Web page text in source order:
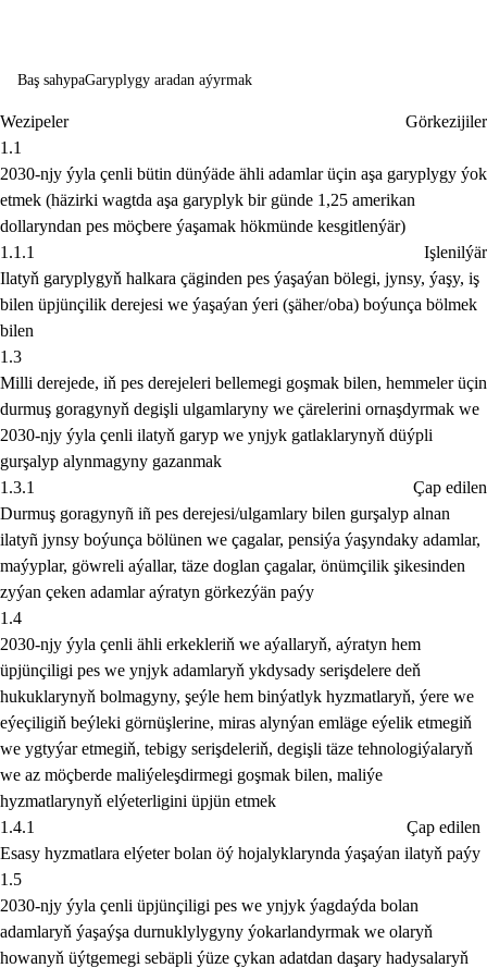
Baş sahypaGaryplygy aradan aýyrmak
Wezipeler
Görkezijiler
1.1
2030-njy ýyla çenli bütin dünýäde ähli adamlar üçin aşa garyplygy ýok
etmek (häzirki wagtda aşa garyplyk bir günde 1,25 amerikan
dollaryndan pes möçbere ýaşamak hökmünde kesgitlenýär)
1.1.1
Işlenilýär
Ilatyň garyplygyň halkara çäginden pes ýaşaýan bölegi, jynsy, ýaşy, iş
bilen üpjünçilik derejesi we ýaşaýan ýeri (şäher/oba) boýunça bölmek
bilen
1.3
Milli derejede, iň pes derejeleri bellemegi goşmak bilen, hemmeler üçin
durmuş goragynyň degişli ulgamlaryny we çärelerini ornaşdyrmak we
2030-njy ýyla çenli ilatyň garyp we ynjyk gatlaklarynyň düýpli
gurşalyp alynmagyny gazanmak
1.3.1
Çap edilen
Durmuş goragynyñ iñ pes derejesi/ulgamlary bilen gurşalyp alnan
ilatyñ jynsy boýunça bölünen we çagalar, pensiýa ýaşyndaky adamlar,
maýyplar, göwreli aýallar, täze doglan çagalar, önümçilik şikesinden
zyýan çeken adamlar aýratyn görkezýän paýy
1.4
2030-njy ýyla çenli ähli erkekleriň we aýallaryň, aýratyn hem
üpjünçiligi pes we ynjyk adamlaryň ykdysady serişdelere deň
hukuklarynyň bolmagyny, şeýle hem binýatlyk hyzmatlaryň, ýere we
eýeçiligiň beýleki görnüşlerine, miras alynýan emläge eýelik etmegiň
we ygtyýar etmegiň, tebigy serişdeleriň, degişli täze tehnologiýalaryň
we az möçberde maliýeleşdirmegi goşmak bilen, maliýe
hyzmatlarynyň elýeterligini üpjün etmek
1.4.1
Çap edilen
Esasy hyzmatlara elýeter bolan öý hojalyklarynda ýaşaýan ilatyň paýy
1.5
2030-njy ýyla çenli üpjünçiligi pes we ynjyk ýagdaýda bolan
adamlaryň ýaşaýşa durnuklylygyny ýokarlandyrmak we olaryň
howanyň üýtgemegi sebäpli ýüze çykan adatdan daşary hadysalaryň